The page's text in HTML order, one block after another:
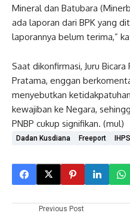
Mineral dan Batubara
ada laporan dari BPK yang
laporannya belum terima,”
Saat dikonfirmasi, Juru
Pratama, enggan
menyebutkan
kewajiban ke Negara,
PNBP cukup signifikan. (mul)
Dadan Kusdiana Freeport IHPS
Previous Post